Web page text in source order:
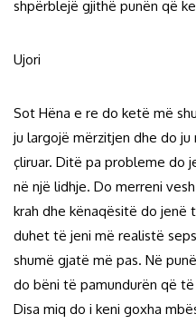
shpërblejë gjithë punën që
Ujori
Sot Hëna e re do ketë më
ju largojë mërzitjen dhe do
çliruar. Ditë pa probleme do
në një lidhje. Do merreni
krah dhe kënaqësitë do jenë
duhet të jeni më realistë
shumë gjatë më pas. Në
do bëni të pamundurën që
Disa miq do i keni goxha